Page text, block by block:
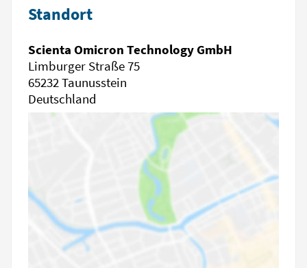
Standort
Scienta Omicron Technology GmbH
Limburger Straße 75
65232 Taunusstein
Deutschland